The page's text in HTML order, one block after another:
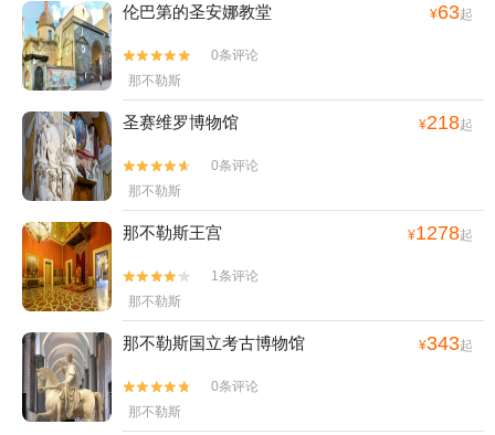
伦巴第的圣安娜教堂 ¥63起


0条评论
那不勒斯
圣赛维罗博物馆 ¥218起


0条评论
那不勒斯
那不勒斯王宫 ¥1278起


1条评论
那不勒斯
那不勒斯国立考古博物馆 ¥343起


0条评论
那不勒斯